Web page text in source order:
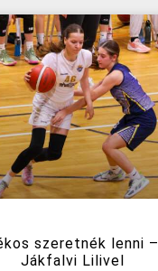
szeretnék lenni
Jákfalvi Lilivel